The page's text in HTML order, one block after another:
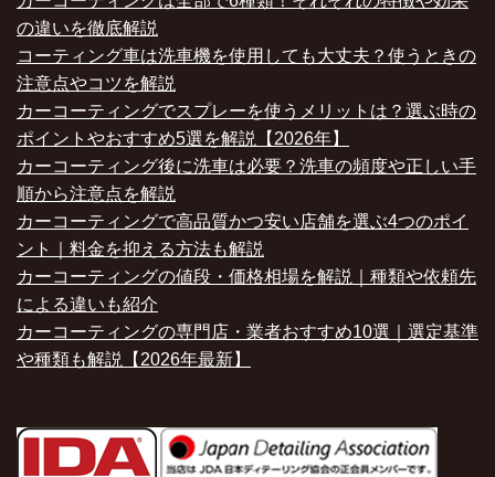
の違いを徹底解説
コーティング車は洗車機を使用しても大丈夫？使うときの
注意点やコツを解説
カーコーティングでスプレーを使うメリットは？選ぶ時の
ポイントやおすすめ5選を解説【2026年】
カーコーティング後に洗車は必要？洗車の頻度や正しい手
順から注意点を解説
カーコーティングで高品質かつ安い店舗を選ぶ4つのポイ
ント｜料金を抑える方法も解説
カーコーティングの値段・価格相場を解説｜種類や依頼先
による違いも紹介
カーコーティングの専門店・業者おすすめ10選｜選定基準
や種類も解説【2026年最新】